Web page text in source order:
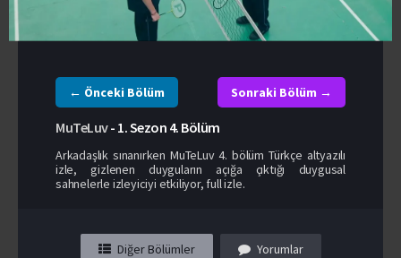
← Önceki Bölüm Sonraki Bölüm →
MuTeLuv- 1. Sezon 4. Bölüm
Arkadaşlık sınanırken MuTeLuv 4. bölüm Türkçe altyazılı
izle, gizlenen duyguların açığa çıktığı duygusal
sahnelerle izleyiciyi etkiliyor, full izle.
Diğer Bölümler Yorumlar